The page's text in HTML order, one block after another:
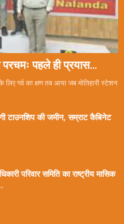
पहले ही प्रयास...
लिए गर्व का क्षण तब आया जब मोतिहारी स्टेशन
टाउनशिप की जमीन, सम्राट कैबिनेट
परिवार समिति का राष्ट्रीय मासिक